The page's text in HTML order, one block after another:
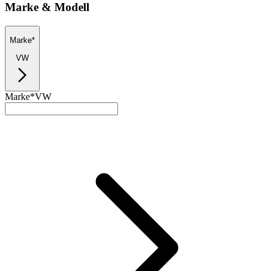
Marke & Modell
Marke*
VW
Marke*VW